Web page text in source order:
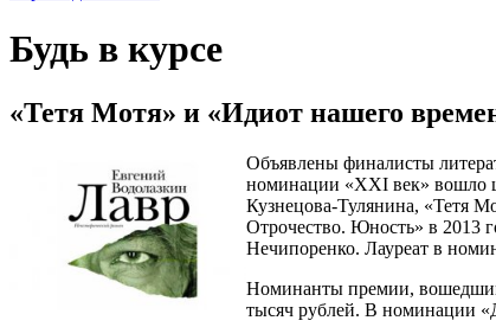
Будь в курсе
«Тетя Мотя» и «Идиот нашего
Объявлены финалисты
номинации «XXI век» вошло
Кузнецова-Тулянина, «Тетя
Отрочество. Юность» в 2013
Нечипоренко. Лауреат в
Номинанты премии, вошедшим
тысяч рублей. В номинации